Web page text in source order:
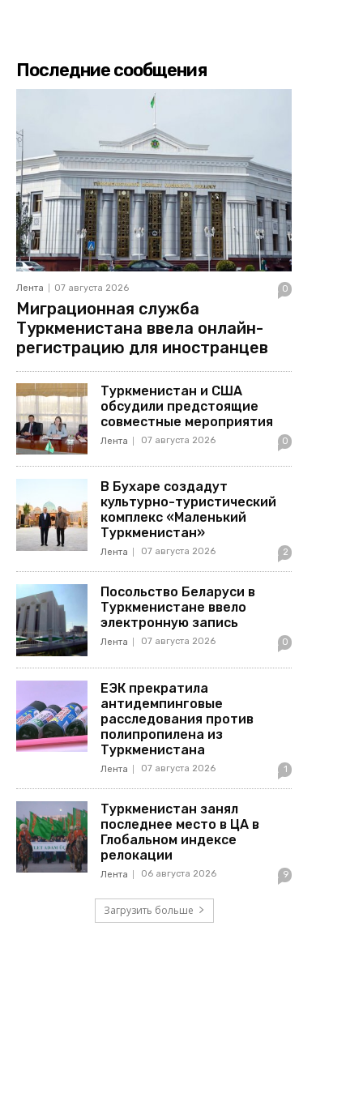
Последние сообщения
Лента 07 августа 2026 0
Миграционная служба
Туркменистана ввела онлайн-
регистрацию для иностранцев
Туркменистан и США
обсудили предстоящие
совместные мероприятия
Лента 07 августа 2026 0
В Бухаре создадут
культурно-туристический
комплекс «Маленький
Туркменистан»
Лента 07 августа 2026 2
Посольство Беларуси в
Туркменистане ввело
электронную запись
Лента 07 августа 2026 0
ЕЭК прекратила
антидемпинговые
расследования против
полипропилена из
Туркменистана
Лента 07 августа 2026 1
Туркменистан занял
последнее место в ЦА в
Глобальном индексе
релокации
Лента 06 августа 2026 9
Загрузить больше